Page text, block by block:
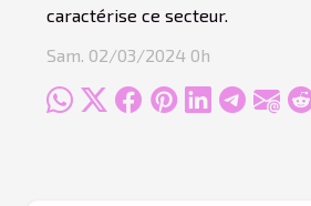
caractérise ce secteur.
Sam. 02/03/2024 0h